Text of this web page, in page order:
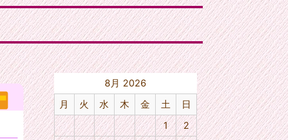
8月 2026
月
火 水 木 金 土
日
1
2